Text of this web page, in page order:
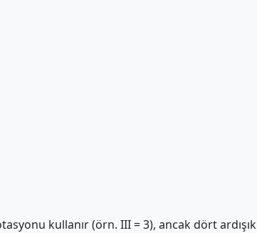
kullanır (örn. III = 3), ancak dört ardışık